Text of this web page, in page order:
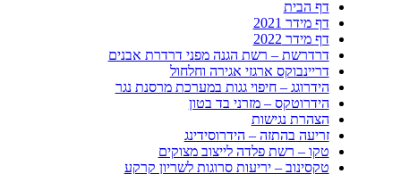
דף הבית
דף מידר 2021
דף מידר 2022
דרדרשת – רשת הגנה מפני דרדרת אבנים
דריינבוקס ארגזי אגירה וחלחול
הידרוגג – חיפוי גגות במערכת מרסנת נגר
הידרוטקס – מזרני בד בטון
הצהרת נגישות
זריעה בהתזה – הידרוסידינג
טקו – רשת פלדה לייצוב מצוקים
טקסינוב – יריעות סרוגות לשריון קרקע